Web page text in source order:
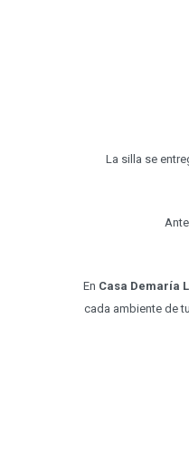
La silla se
En Casa Demaría
cada ambiente de